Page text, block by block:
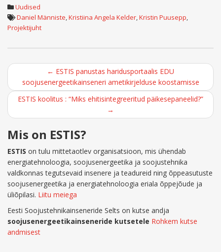
Uudised
Daniel Männiste,Kristiina Angela Kelder,Kristin Puusepp,
Projektijuht
Post
navigation
← ESTIS panustas haridusportaalis EDU
soojusenergeetikainseneri ametikirjelduse koostamisse
ESTIS koolitus : “Miks ehitisintegreeritud päikesepaneelid?”
→
Mis on ESTIS?
ESTIS on tulu mittetaotlev organisatsioon, mis ühendab
energiatehnoloogia, soojusenergeetika ja soojustehnika
valdkonnas tegutsevaid insenere ja teadureid ning õppeasutuste
soojusenergeetika ja energiatehnoloogia eriala õppejõude ja
üliõpilasi. Liitu meiega
Eesti Soojustehnikainseneride Selts on kutse andja
soojusenergeetikainseneride kutsetele Rohkem kutse
andmisest